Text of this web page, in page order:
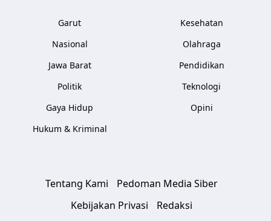
Garut
Nasional
Jawa Barat
Politik
Gaya Hidup
Hukum & Kriminal
Kesehatan
Olahraga
Pendidikan
Teknologi
Opini
Tentang Kami
Pedoman Media Siber
Kebijakan Privasi
Redaksi